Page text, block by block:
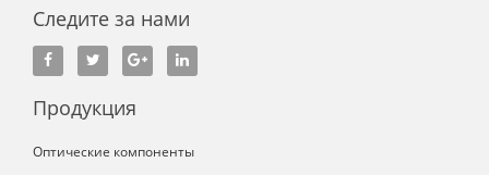
Следите за нами
Продукция
Оптические компоненты